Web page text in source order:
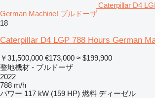
Caterpillar D4
German Machine! ブルドーザ
18
Caterpillar D4 LGP 788 Hours German
￥31,500,000 €173,000 ≈ $199,900
整地機材 - ブルドーザ
2022
788 m/h
パワー 117 kW (159 HP) 燃料 ディーゼル